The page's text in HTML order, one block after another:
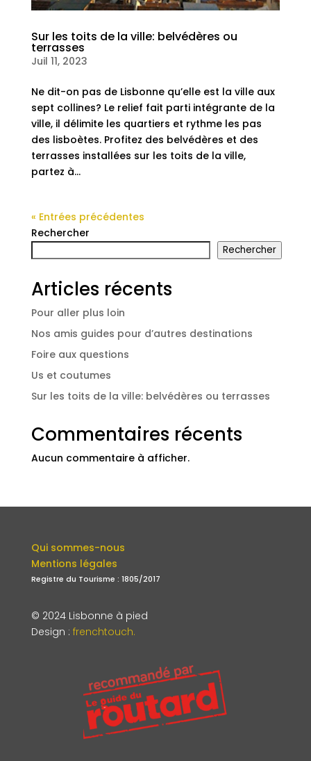
Sur les toits de la ville: belvédères ou
terrasses
Juil 11, 2023
Ne dit-on pas de Lisbonne qu’elle est la ville aux
sept collines? Le relief fait parti intégrante de la
ville, il délimite les quartiers et rythme les pas
des lisboètes. Profitez des belvédères et des
terrasses installées sur les toits de la ville,
partez à...
« Entrées précédentes
Rechercher
Rechercher
Articles récents
Pour aller plus loin
Nos amis guides pour d’autres destinations
Foire aux questions
Us et coutumes
Sur les toits de la ville: belvédères ou terrasses
Commentaires récents
Aucun commentaire à afficher.
Qui sommes-nous
Mentions légales
Registre du Tourisme : 1805/2017
© 2024 Lisbonne à pied
Design : frenchtouch.